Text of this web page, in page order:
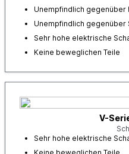
Unempfindlich gegenüber
Unempfindlich gegenüber
Sehr hohe elektrische
Keine beweglichen Teile
V-
Sehr hohe elektrische